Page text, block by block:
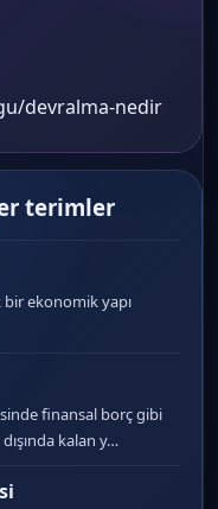
devralma-nedir
terimler
ekonomik yapı
finansal borç gibi
kalan y…